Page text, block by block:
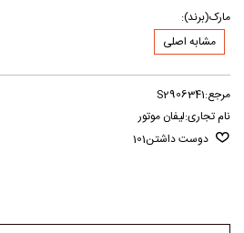
مارک(برند):
مشابه اصلی
مرجع:S2906341
نام تجاری:لیفان موتور
دوست داشتن101